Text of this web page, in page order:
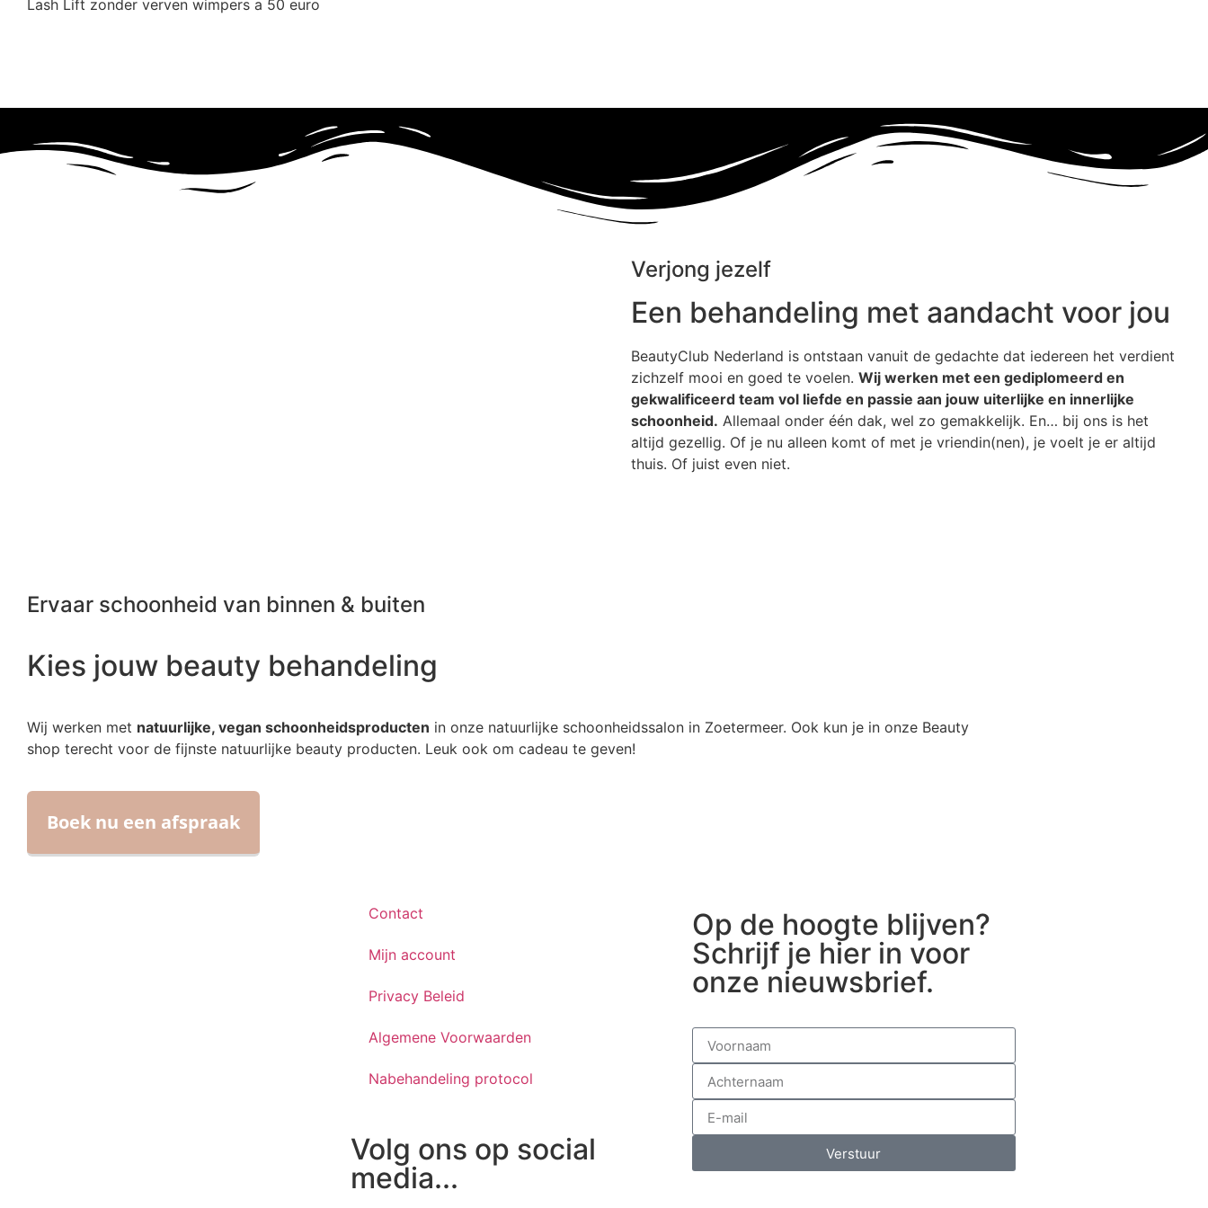
Lash Lift zonder verven wimpers a 50 euro
Verjong jezelf
Een behandeling met aandacht voor jou
BeautyClub Nederland is ontstaan vanuit de gedachte dat iedereen het verdient
zichzelf mooi en goed te voelen. Wij werken met een gediplomeerd en
gekwalificeerd team vol liefde en passie aan jouw uiterlijke en innerlijke
schoonheid. Allemaal onder één dak, wel zo gemakkelijk. En… bij ons is het
altijd gezellig. Of je nu alleen komt of met je vriendin(nen), je voelt je er altijd
thuis. Of juist even niet.
Ervaar schoonheid van binnen & buiten
Kies jouw beauty behandeling
Wij werken met natuurlijke, vegan schoonheidsproducten in onze natuurlijke schoonheidssalon in Zoetermeer. Ook kun je in onze Beauty
shop terecht voor de fijnste natuurlijke beauty producten. Leuk ook om cadeau te geven!
Boek nu een afspraak
Contact
Mijn account
Privacy Beleid
Algemene Voorwaarden
Nabehandeling protocol
Volg ons op social
media...
Op de hoogte blijven?
Schrijf je hier in voor
onze nieuwsbrief.
Verstuur